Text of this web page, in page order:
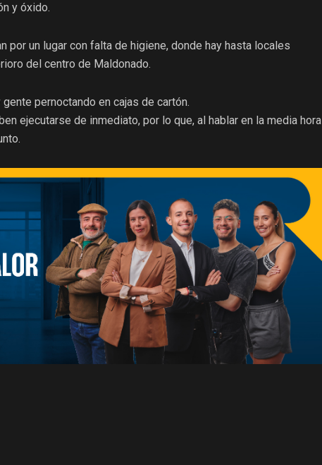
y óxido.
por un lugar con falta de higiene, donde hay hasta locales
del centro de Maldonado.
pernoctando en cajas de cartón.
ejecutarse de inmediato, por lo que, al hablar en la media hora